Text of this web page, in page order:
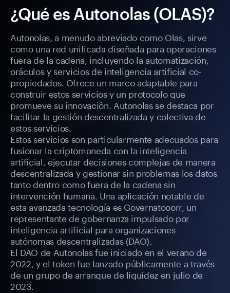
¿Qué es Autonolas (OLAS)?
Autonolas, a menudo abreviado como Olas, sirve
como una red unificada diseñada para operaciones
fuera de la cadena, incluyendo la automatización,
oráculos y servicios de inteligencia artificial co-
propiedados. Ofrece un marco adaptable para
construir estos servicios y un protocolo que
promueve su innovación. Autonolas se destaca por
facilitar la gestión descentralizada y colectiva de
estos servicios.
Estos servicios son particularmente adecuados para
fusionar la criptomoneda con la inteligencia
artificial, ejecutar decisiones complejas de manera
descentralizada y gestionar sin problemas los datos
tanto dentro como fuera de la cadena sin
intervención humana. Una aplicación notable de
esta avanzada tecnología es Governatooorr, un
representante de gobernanza impulsado por
inteligencia artificial para organizaciones
autónomas descentralizadas (DAO).
El DAO de Autonolas fue iniciado en el verano de
2022, y el token fue lanzado públicamente a través
de un grupo de arranque de liquidez en julio de
2023.